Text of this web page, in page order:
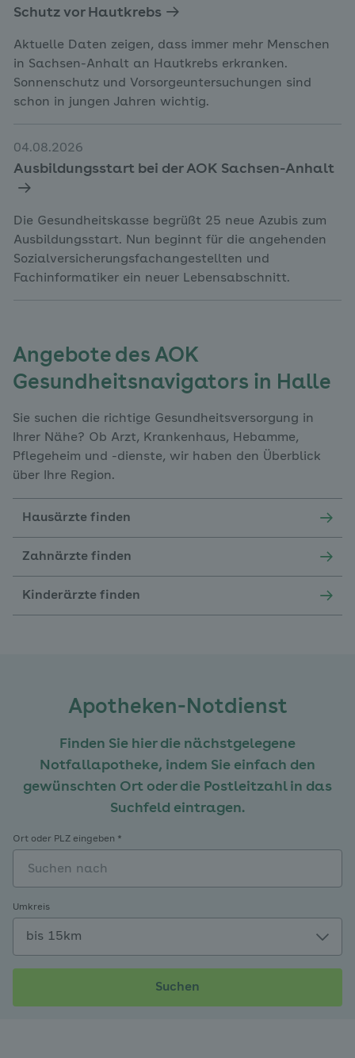
Schutz vor Hautkrebs
Aktuelle Daten zeigen, dass immer mehr Menschen
in Sachsen-Anhalt an Hautkrebs erkranken.
Sonnenschutz und Vorsorgeuntersuchungen sind
schon in jungen Jahren wichtig.
04.08.2026
Ausbildungsstart bei der AOK Sachsen-Anhalt
Die Gesundheitskasse begrüßt 25 neue Azubis zum
Ausbildungsstart. Nun beginnt für die angehenden
Sozialversicherungsfachangestellten und
Fachinformatiker ein neuer Lebensabschnitt.
Angebote des AOK
Gesundheitsnavigators in Halle
Sie suchen die richtige Gesundheitsversorgung in
Ihrer Nähe? Ob Arzt, Krankenhaus, Hebamme,
Pflegeheim und -dienste, wir haben den Überblick
über Ihre Region.
Hausärzte finden
Zahnärzte finden
Kinderärzte finden
Apotheken-Notdienst
Finden Sie hier die nächstgelegene
Notfallapotheke, indem Sie einfach den
gewünschten Ort oder die Postleitzahl in das
Suchfeld eintragen.
Ort oder PLZ eingeben *
Umkreis
Suchen